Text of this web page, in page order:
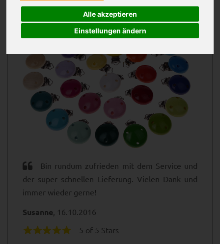
Alle akzeptieren
Einstellungen ändern
Bin rundum zufrieden mit dem Service und
der super schnellen Lieferung. Vielen Dank und
immer wieder gerne!
Susanne, 16.10.2016
5 of 5 Stars